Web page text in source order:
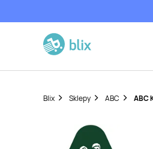
Blix Sklepy ABC ABC